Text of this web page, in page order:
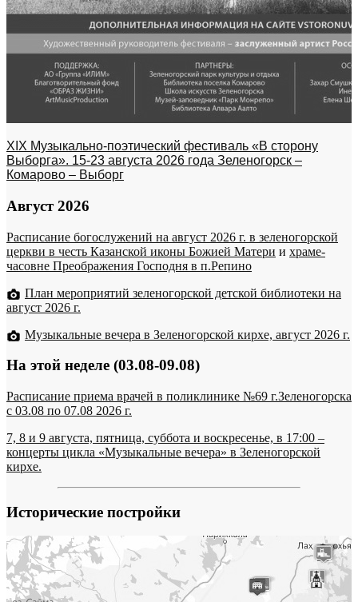
XIX Музыкально-поэтический фестиваль «В сторону
Выборга». 15-23 августа 2026 года Зеленогорск –
Комарово – Выборг
Август 2026
Расписание богослужений на август 2026 г. в зеленогорской
церкви в честь Казанской иконы Божией Матери и храме-
часовне Преображения Господня в п.Репино
План мероприятий зеленогорской детской библиотеки на
август 2026 г.
Музыкальные вечера в Зеленогорской кирхе, август 2026 г.
На этой неделе (03.08-09.08)
Расписание приема врачей в поликлинике №69 г.Зеленогорска
c 03.08 по 07.08 2026 г.
7, 8 и 9 августа, пятница, суббота и воскресенье, в 17:00 –
концерты цикла «Музыкальные вечера» в Зеленогорской
кирхе.
Исторические постройки